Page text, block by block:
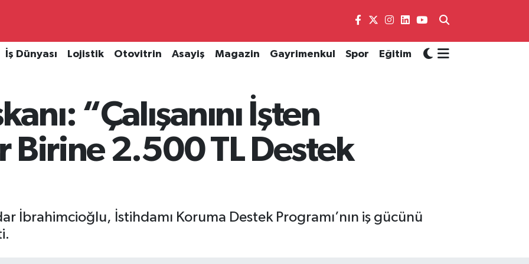
İş Dünyası Lojistik Otovitrin Asayiş Magazin Gayrimenkul Spor Eğitim
“Çalışanını İşten
Birine 2.500 TL Destek
İbrahimcioğlu, İstihdamı Koruma Destek Programı’nın iş gücünü